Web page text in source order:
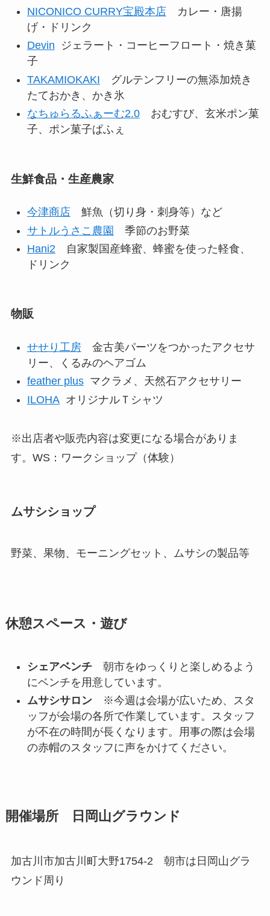
NICONICO CURRY宝殿本店カレー・唐揚
げ・ドリンク
Devin ジェラート・コーヒーフロート・焼き菓
子
TAKAMIOKAKI グルテンフリーの無添加焼き
たておかき、かき氷
なちゅらるふぁーむ2.0おむすび、玄米ポン菓
子、ポン菓子ぱふぇ
生鮮食品・生産農家
今津商店鮮魚（切り身・刺身等）など
サトルうさこ農園 季節のお野菜
Hani2自家製国産蜂蜜、蜂蜜を使った軽食、
ドリンク
物販
せせり工房金古美パーツをつかったアクセサ
リー、くるみのヘアゴム
feather plusマクラメ、天然石アクセサリー
ILOHAオリジナルＴシャツ
※出店者や販売内容は変更になる場合がありま
す。WS：ワークショップ（体験）
ムサシショップ
野菜、果物、モーニングセット、ムサシの製品等
休憩スペース・遊び
シェアベンチ朝市をゆっくりと楽しめるよう
にベンチを用意しています。
ムサシサロン※今週は会場が広いため、スタ
ッフが会場の各所で作業しています。スタッフ
が不在の時間が長くなります。用事の際は会場
の赤帽のスタッフに声をかけてください。
開催場所 日岡山グラウンド
加古川市加古川町大野1754-2 朝市は日岡山グラ
ウンド周り